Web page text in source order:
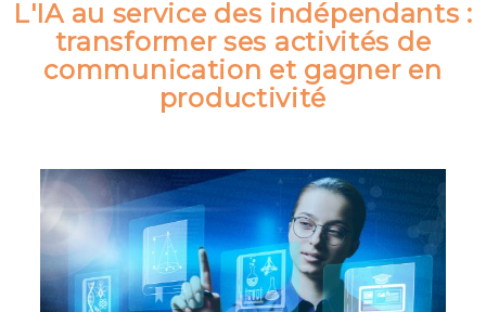
L'IA au service des indépendants :
transformer ses activités de
communication et gagner en
productivité